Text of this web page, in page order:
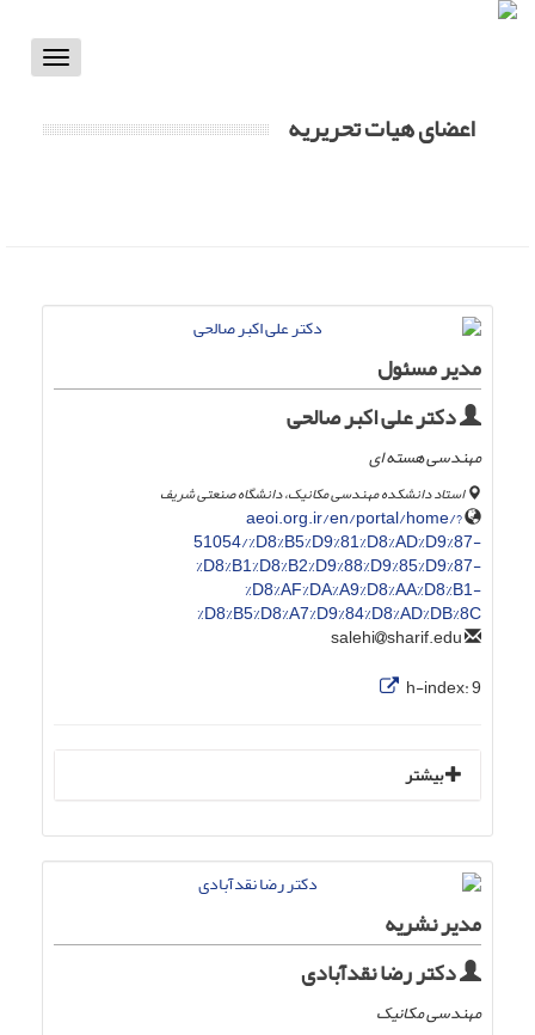
Toggle
اعضای هیات تحریریه
مدیر مسئول
دکتر علی اکبر صالحی
مهندسی هسته ای
استاد دانشکده مهندسی مکانیک، دانشگاه صنعتی شریف
aeoi.org.ir/en/portal/home/?
51054/%D8%B5%D9%81%D8%AD%D9%87-
%D8%B1%D8%B2%D9%88%D9%85%D9%87-
%D8%AF%DA%A9%D8%AA%D8%B1-
%D8%B5%D8%A7%D9%84%D8%AD%DB%8C
sharif.edu
h-index:9
بیشتر
مدیر نشریه
دکتر رضا نقدآبادی
مهندسی مکانیک